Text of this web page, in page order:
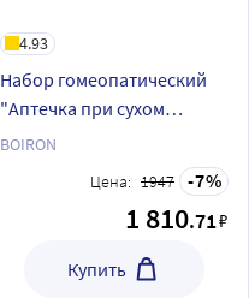
4.93
Набор гомеопатический
"Аптечка при сухом
кашле"
BOIRON
Цена: 1947 7
1 810.71₽
Купить